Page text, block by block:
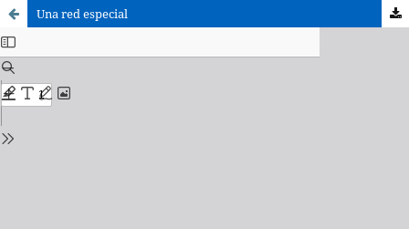
Una red especial